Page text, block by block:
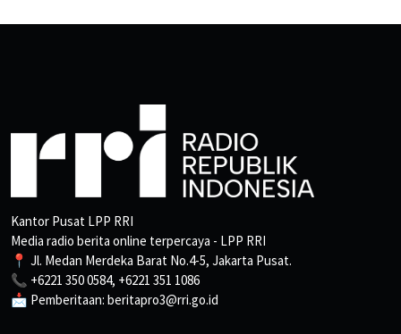
Kantor Pusat LPP RRI
Media radio berita online terpercaya - LPP RRI
📍 Jl. Medan Merdeka Barat No.4-5, Jakarta Pusat.
📞 +6221 350 0584, +6221 351 1086
📩 Pemberitaan: beritapro3@rri.go.id